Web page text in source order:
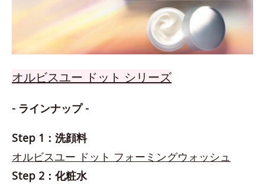
オルビスユー ドット シリーズ
- ラインナップ -
Step 1：洗顔料
オルビスユー ドット フォーミングウォッシュ
Step 2：化粧水